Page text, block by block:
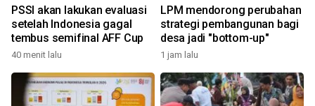
PSSI akan lakukan evaluasi
setelah Indonesia gagal
tembus semifinal AFF Cup
40 menit lalu
LPM mendorong perubahan
strategi pembangunan bagi
desa jadi "bottom-up"
1 jam lalu